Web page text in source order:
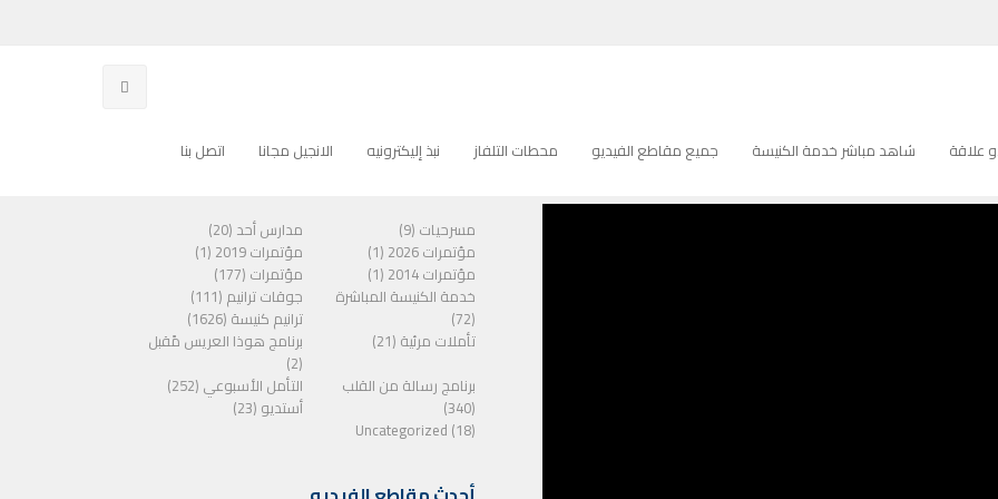
علاقة شاهد مباشر خدمة الكنيسة جميع مقاطع الفيديو محطات التلفاز نبذ إليكترونيه الانجيل مجانا اتصل بنا الفئات
مسرحيات (9)
مدارس أحد (20)
مؤتمرات 2026 (1)
مؤتمرات 2019 (1)
مؤتمرات 2014 (1)
مؤتمرات (177)
خدمة الكنيسة المباشرة
(72)
جوقات ترانيم (111)
ترانيم كنيسة (1626)
تأملات مرئية (21)
برنامج هوذا العريس مًقبل
(2)
برنامج رسالة من القلب
(340)
التأمل الأسبوعي (252)
أستديو (23)
Uncategorized (18)